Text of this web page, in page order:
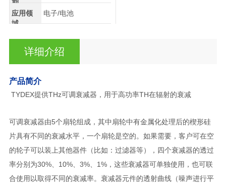
期
应用领
域
电子/电池
详细介绍
产品简介
TYDEX提供THz可调衰减器，用于高功率TH在辐射的衰减
可调衰减器由5个扇轮组成，其中扇轮中有金属化处理后的楔形硅
片具有不同的衰减水平，一个扇轮是空的。如果需要，客户可在空
的轮子可以装上其他器件（比如：过滤器等）， 四个衰减器的透过
率分别为30%、10%、3%、1%，这些衰减器可单独使用，也可联
合使用以取得不同的衰减率。 衰减器元件的透射曲线（噪声进行平